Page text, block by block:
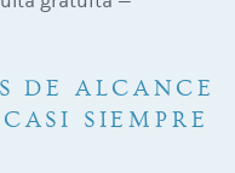
DE ALCANCE
SIEMPRE